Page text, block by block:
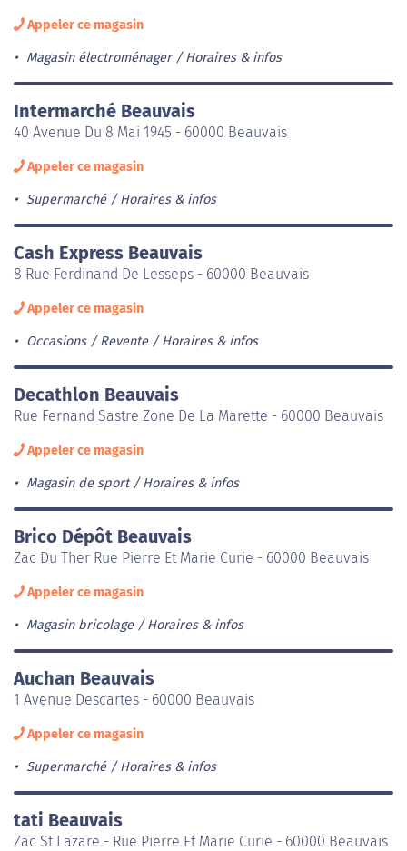
Appeler ce magasin
Magasin électroménager Horaires & infos
Intermarché Beauvais
40 Avenue Du 8 Mai 1945 - 60000 Beauvais
Appeler ce magasin
Supermarché Horaires & infos
Cash Express Beauvais
8 Rue Ferdinand De Lesseps - 60000 Beauvais
Appeler ce magasin
Occasions / Revente Horaires & infos
Decathlon Beauvais
Rue Fernand Sastre Zone De La Marette - 60000 Beauvais
Appeler ce magasin
Magasin de sport Horaires & infos
Brico Dépôt Beauvais
Zac Du Ther Rue Pierre Et Marie Curie - 60000 Beauvais
Appeler ce magasin
Magasin bricolage Horaires & infos
Auchan Beauvais
1 Avenue Descartes - 60000 Beauvais
Appeler ce magasin
Supermarché Horaires & infos
tati Beauvais
Zac St Lazare - Rue Pierre Et Marie Curie - 60000 Beauvais